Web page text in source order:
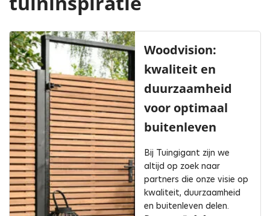
Woodvision:
kwaliteit en
duurzaamheid
voor optimaal
buitenleven
Bij Tuingigant zijn we
altijd op zoek naar
partners die onze visie op
kwaliteit, duurzaamheid
en buitenleven delen.